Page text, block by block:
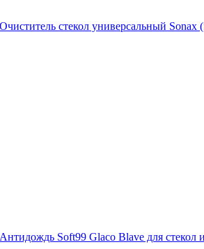
Очиститель стекол универсальный Sonax
Антидождь Soft99 Glaco Blave для стекол